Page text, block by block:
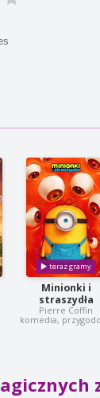
Minionki i
straszydła
Pierre Coffin
komedia,